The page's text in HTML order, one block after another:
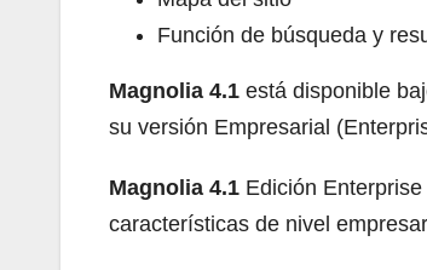
Función de búsqueda y
Magnolia 4.1 está disponible
su versión Empresarial
Magnolia 4.1 Edición
características de nivel